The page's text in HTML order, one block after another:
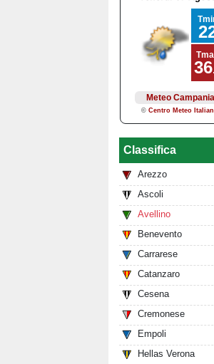
Classifica
Arezzo
Ascoli
Avellino
Benevento
Carrarese
Catanzaro
Cesena
Cremonese
Empoli
Hellas Verona